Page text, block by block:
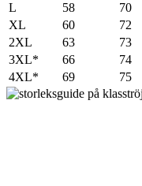
L
58 70
XL
60 72
2XL
63 73
3XL*
66 74
4XL*
69 75